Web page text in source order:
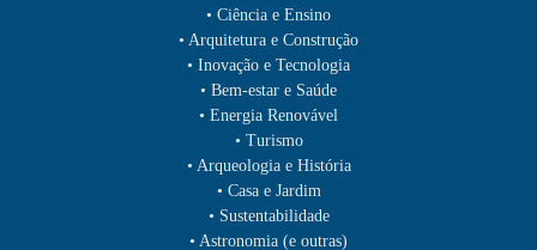
• Ciência e Ensino
• Arquitetura e Construção
• Inovação e Tecnologia
• Bem-estar e Saúde
• Energia Renovável
• Turismo
• Arqueologia e História
• Casa e Jardim
• Sustentabilidade
• Astronomia (e outras)